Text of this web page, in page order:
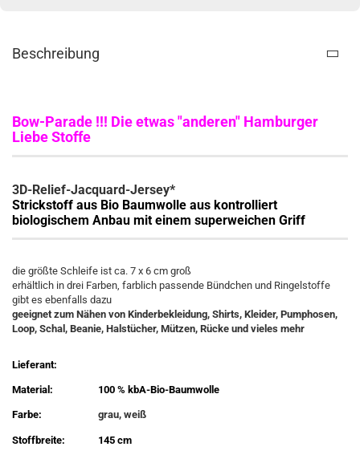
Beschreibung
Bow-Parade !!! Die etwas "anderen" Hamburger
Liebe Stoffe
3D-Relief-Jacquard-Jersey*
Strickstoff aus Bio Baumwolle aus kontrolliert
biologischem Anbau mit einem superweichen Griff
die größte Schleife ist ca. 7 x 6 cm groß
erhältlich in drei Farben, farblich passende Bündchen und Ringelstoffe
gibt es ebenfalls dazu
geeignet zum Nähen von Kinderbekleidung, Shirts, Kleider, Pumphosen,
Loop, Schal, Beanie, Halstücher, Mützen, Rücke und vieles mehr
Lieferant:
Material: 100 % kbA-Bio-Baumwolle
Farbe: grau, weiß
Stoffbreite: 145 cm